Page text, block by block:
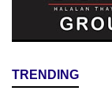
TRENDING